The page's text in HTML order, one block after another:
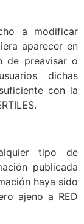
a modificar
aparecer en
de preavisar o
dichas
con la
tipo de
publicada
haya sido
ajeno a RED